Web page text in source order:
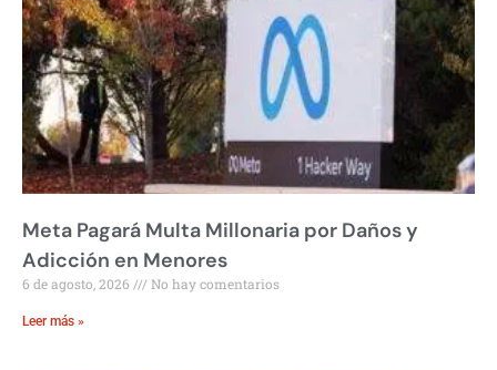
Meta Pagará Multa Millonaria por Daños y
Adicción en Menores
6 de agosto, 2026 No hay comentarios
Leer más »